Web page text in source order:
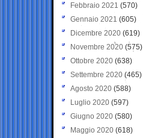
Febbraio 2021 (570)
Gennaio 2021 (605)
Dicembre 2020 (619)
Novembre 2020 (575)
Ottobre 2020 (638)
Settembre 2020(465)
Agosto 2020 (588)
Luglio 2020 (597)
Giugno 2020 (580)
Maggio 2020 (618)